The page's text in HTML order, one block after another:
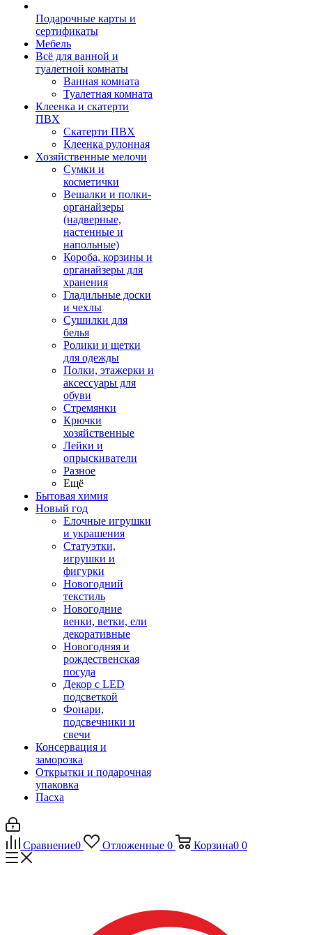
Подарочные карты и
сертификаты
Мебель
Всё для ванной и
туалетной комнаты
Ванная комната
Туалетная комната
Клеенка и скатерти
ПВХ
Скатерти ПВХ
Клеенка рулонная
Хозяйственные мелочи
Сумки и
косметички
Вешалки и полки-
органайзеры
(надверные,
настенные и
напольные)
Короба, корзины и
органайзеры для
хранения
Гладильные доски
и чехлы
Сушилки для
белья
Ролики и щетки
для одежды
Полки, этажерки и
аксессуары для
обуви
Стремянки
Крючки
хозяйственные
Лейки и
опрыскиватели
Разное
Ещё
Бытовая химия
Новый год
Елочные игрушки
и украшения
Статуэтки,
игрушки и
фигурки
Новогодний
текстиль
Новогодние
венки, ветки, ели
декоративные
Новогодняя и
рождественская
посуда
Декор с LED
подсветкой
Фонари,
подсвечники и
свечи
Консервация и
заморозка
Открытки и подарочная
упаковка
Пасха
Сравнение0 Отложенные 0 Корзина0 0